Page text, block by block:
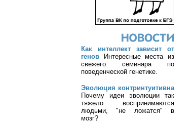
Как интеллект зависит от
генов Интересные места из
свежего семинара по
поведенческой генетике.
Эволюция контринтуитивна
Почему идеи эволюции так
тяжело воспринимаются
людьми, "не ложатся" в
мозг?